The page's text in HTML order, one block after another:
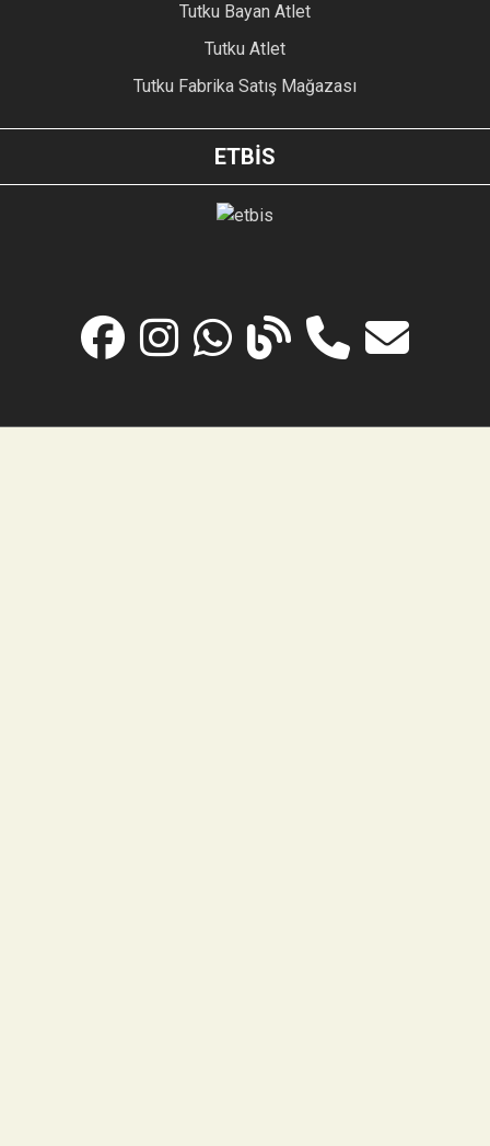
Tutku Bayan Atlet
Tutku Atlet
Tutku Fabrika Satış Mağazası
ETBİS